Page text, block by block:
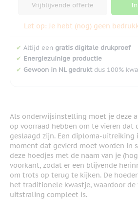
Vrijblijvende offerte
Let op: Je hebt (nog) geen
✔ Altijd een gratis digitale drukproef
✔ Energiezuinige productie
✔ Gewoon in NL gedruktdus 100%
Als onderwijsinstelling moet je deze
op voorraad hebben om te vieren dat
geslaagd zijn. Een diploma-uitreiking
moment dat gevierd moet worden in
deze hoedjes met de naam van je
voorkant, zodat er een blijvende
om trots op terug te kijken. De
het traditionele kwastje, waardoor de
uitstraling compleet is.